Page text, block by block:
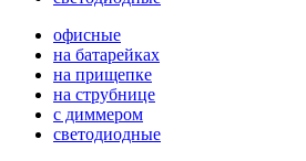
офисные
на батарейках
на прищепке
на струбнице
с диммером
светодиодные